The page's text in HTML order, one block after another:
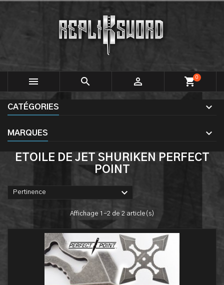
   shopping_cart0
CATÉGORIES
MARQUES
ETOILE DE JET SHURIKEN PERFECT
POINT
Pertinence 
Affichage 1-2 de 2 article(s)